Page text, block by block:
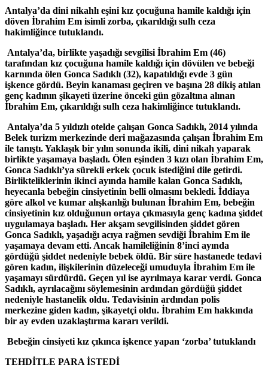
Antalya’da dini nikahlı eşini kız çocuğuna hamile kaldığı için
döven İbrahim Em isimli zorba, çıkarıldığı sulh ceza
hakimliğince tutuklandı.
Antalya’da, birlikte yaşadığı sevgilisi İbrahim Em (46)
tarafından kız çocuğuna hamile kaldığı için dövülen ve bebeği
karnında ölen Gonca Sadıklı (32), kapatıldığı evde 3 gün
işkence gördü. Beyin kanaması geçiren ve başına 28 dikiş atılan
genç kadının şikayeti üzerine önceki gün gözaltına alınan
İbrahim Em, çıkarıldığı sulh ceza hakimliğince tutuklandı.
Antalya’da 5 yıldızlı otelde çalışan Gonca Sadıklı, 2014 yılında
Belek turizm merkezinde deri mağazasında çalışan İbrahim Em
ile tanıştı. Yaklaşık bir yılın sonunda ikili, dini nikah yaparak
birlikte yaşamaya başladı. Ölen eşinden 3 kızı olan İbrahim Em,
Gonca Sadıklı’ya sürekli erkek çocuk istediğini dile getirdi.
Birlikteliklerinin ikinci ayında hamile kalan Gonca Sadıklı,
heyecanla bebeğin cinsiyetinin belli olmasını bekledi. İddiaya
göre alkol ve kumar alışkanlığı bulunan İbrahim Em, bebeğin
cinsiyetinin kız olduğunun ortaya çıkmasıyla genç kadına şiddet
uygulamaya başladı. Her akşam sevgilisinden şiddet gören
Gonca Sadıklı, yaşadığı acıya rağmen sevdiği İbrahim Em ile
yaşamaya devam etti. Ancak hamileliğinin 8’inci ayında
gördüğü şiddet nedeniyle bebek öldü. Bir süre hastanede tedavi
gören kadın, ilişkilerinin düzeleceği umuduyla İbrahim Em ile
yaşamayı sürdürdü. Geçen yıl ise ayrılmaya karar verdi. Gonca
Sadıklı, ayrılacağını söylemesinin ardından gördüğü şiddet
nedeniyle hastanelik oldu. Tedavisinin ardından polis
merkezine giden kadın, şikayetçi oldu. İbrahim Em hakkında
bir ay evden uzaklaştırma kararı verildi.
Bebeğin cinsiyeti kız çıkınca işkence yapan ‘zorba’ tutuklandı
TEHDİTLE PARA İSTEDİ